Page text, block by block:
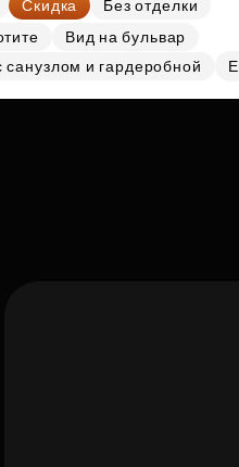
Скидка
Без отделки
Вид на бульвар
санузлом и гардеробной